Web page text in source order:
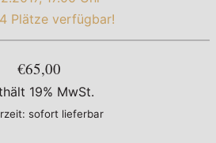
Plätze verfügbar!
€65,00
19% MwSt.
sofort lieferbar